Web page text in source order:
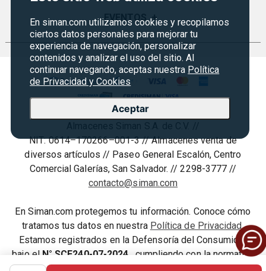
En siman.com utilizamos cookies y recopilamos
ciertos datos personales para mejorar tu
experiencia de navegación, personalizar
contenidos y analizar el uso del sitio. Al
continuar navegando, aceptas nuestra Política
de Privacidad y Cookies
Aceptar
Servicios
Siman PRO
Credisiman
Marketplace
Vende en Marketplace
Preguntas Frecuentes
Política de devoluciones y garantias
Contáctenos
Seguridad del sitio
Política de Privacidad
Condiciones ofertas
Condiciones de uso
Términos y condiciones
EVENTOS +
Regreso a clases
Rebajas
Cyber Monday
Agosto es diversión
NIT: 0614–170266–001-3 // Almacenes venta de
diversos artículos // Paseo General Escalón, Centro
Comercial Galerías, San Salvador. // 2298-3777 //
contacto@siman.com
En Siman.com protegemos tu información. Conoce cómo
tratamos tus datos en nuestra Política de Privacidad.
Estamos registrados en la Defensoría del Consumidor
bajo el N° SCE240-07-2024 , cumpliendo con la normativa
vigente.